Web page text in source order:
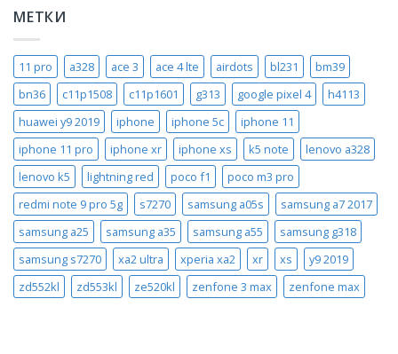
МЕТКИ
11 pro a328 ace 3 ace 4 lte airdots bl231
bm39
bn36
c11p1508 c11p1601 g313 google pixel 4
h4113
huawei y9 2019
iphone iphone 5c
iphone 11
iphone 11 pro
iphone xr iphone xs k5 note
lenovo a328
lenovo k5
lightning red poco f1
poco m3 pro
redmi note 9 pro 5g
s7270 samsung a05s
samsung a7 2017
samsung a25
samsung a35 samsung a55
samsung g318
samsung s7270
xa2 ultra xperia xa2 xr xs
y9 2019
zd552kl
zd553kl ze520kl zenfone 3 max zenfone max